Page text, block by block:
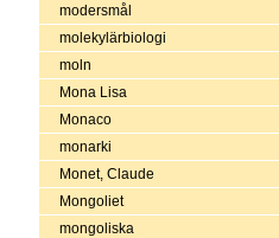
modersmål
molekylärbiologi
moln
Mona Lisa
Monaco
monarki
Monet, Claude
Mongoliet
mongoliska